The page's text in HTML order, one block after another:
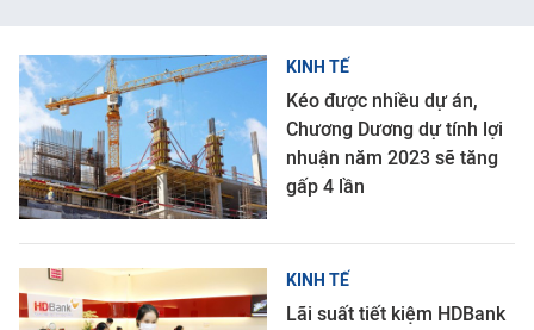
KINH TẾ
Kéo được nhiều dự án,
Chương Dương dự tính lợi
nhuận năm 2023 sẽ tăng
gấp 4 lần
KINH TẾ
Lãi suất tiết kiệm HDBank